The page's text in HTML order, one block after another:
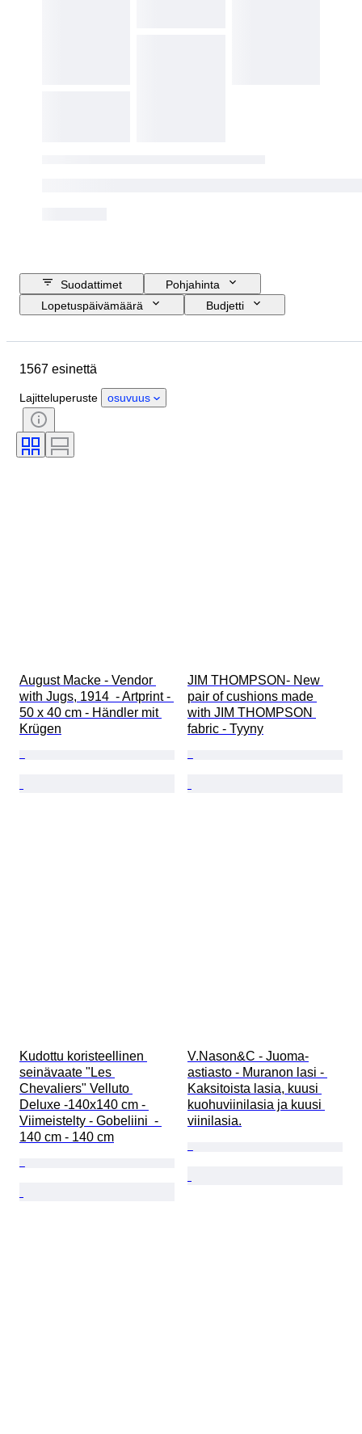
Suodattimet
Pohjahinta
Lopetuspäivämäärä
Budjetti
Materiaali
Sertifiointi
Tyylisuuntaus
Allekirjoitus
Aikakausi
1567 esinettä
Lajitteluperuste osuvuus
August Macke - Vendor
with Jugs, 1914  - Artprint -
50 x 40 cm - Händler mit
Krügen
JIM THOMPSON- New
pair of cushions made
with JIM THOMPSON
fabric - Tyyny
Kudottu koristeellinen
seinävaate "Les
Chevaliers" Velluto
Deluxe -140x140 cm -
Viimeistelty - Gobeliini  -
140 cm - 140 cm
V.Nason&C - Juoma-
astiasto - Muranon lasi -
Kaksitoista lasia, kuusi
kuohuviinilasia ja kuusi
viinilasia.